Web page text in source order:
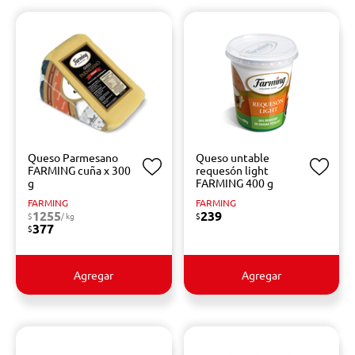
Queso Parmesano
FARMING cuña x 300
g
FARMING
$1255/ kg
$377
Agregar
Queso untable
requesón light
FARMING 400 g
FARMING
$239
Agregar